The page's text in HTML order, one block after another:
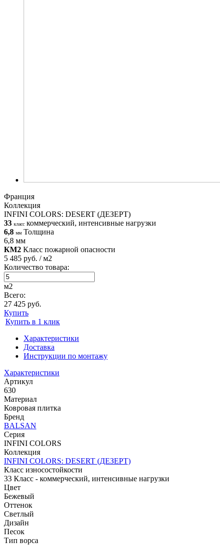
Франция
Коллекция
INFINI COLORS: DESERT (ДЕЗЕРТ)
33 класс коммерческий, интенсивные нагрузки
6,8 мм Толщина
6,8 мм
КМ2 Класс пожарной опасности
5 485 руб. / м2
Количество товара:
м2
Всего:
27 425 руб.
Купить
Купить в 1 клик
Характеристики
Доставка
Инструкции по монтажу
Характеристики
Артикул
630
Материал
Ковровая плитка
Бренд
BALSAN
Серия
INFINI COLORS
Коллекция
INFINI COLORS: DESERT (ДЕЗЕРТ)
Класс износостойкости
33 Класс - коммерческий, интенсивные нагрузки
Цвет
Бежевый
Оттенок
Светлый
Дизайн
Песок
Тип ворса